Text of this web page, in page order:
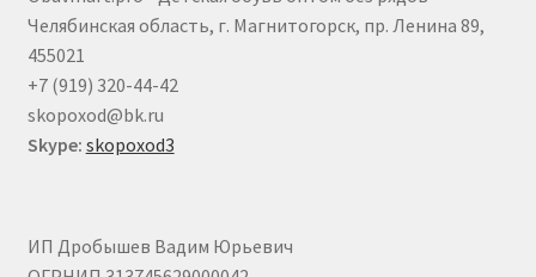
Челябинская область, г. Магнитогорск, пр. Ленина 89,
455021
+7 (919) 320-44-42
skopoxod@bk.ru
Skype: skopoxod3
ИП Дробышев Вадим Юрьевич